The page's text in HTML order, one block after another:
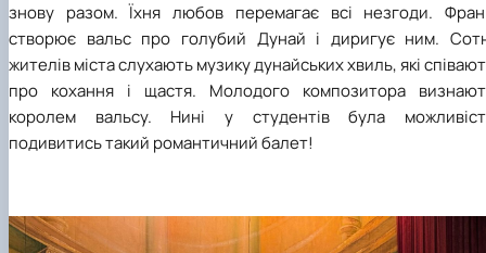
знову разом. Їхня любов перемагає всі незгоди.
створює вальс про голубий Дунай і диригує ним.
жителів міста слухають музику дунайських хвиль, які
про кохання і щастя. Молодого композитора
королем вальсу. Нині у студентів була
подивитись такий романтичний балет!